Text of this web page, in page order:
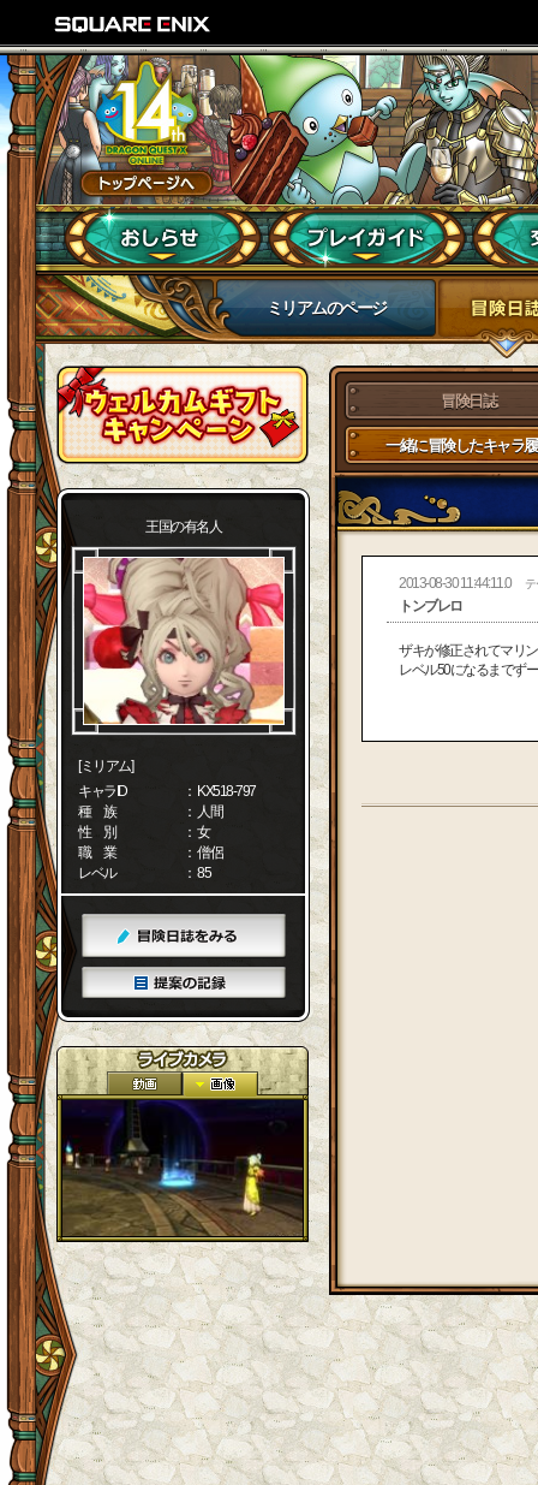
ミリアムのページ
王国の有名人
[ミリアム]
キャラID
： KX518-797
種 族
： 人間
性 別
： 女
職 業
： 僧侶
レベル
： 85
冒険日誌
一緒に冒険したキャラ
2013-08-30 11:44:11.0 テ
トンブレロ
ザキが修正されてマリ
レベル50になるまでず